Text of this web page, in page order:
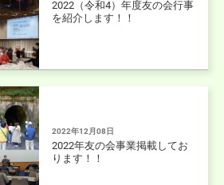
2022（令和4）年度友の会行事
を紹介します！！
2022年12月08日
2022年友の会事業掲載してお
ります！！